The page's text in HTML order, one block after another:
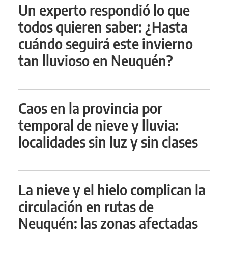
Un experto respondió lo que
todos quieren saber: ¿Hasta
cuándo seguirá este invierno
tan lluvioso en Neuquén?
Caos en la provincia por
temporal de nieve y lluvia:
localidades sin luz y sin clases
La nieve y el hielo complican la
circulación en rutas de
Neuquén: las zonas afectadas